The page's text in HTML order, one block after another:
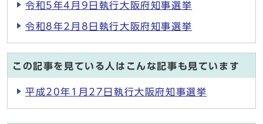
令和5年4月9日執行大阪府知事選挙
令和8年2月8日執行大阪府知事選挙
この記事を見ている人はこんな記事も見ています
平成20年1月27日執行大阪府知事選挙